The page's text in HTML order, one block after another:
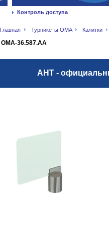
Контроль доступа
Главная Турникеты OMA Калитки
ОМА-36.587.АА
АНТ -